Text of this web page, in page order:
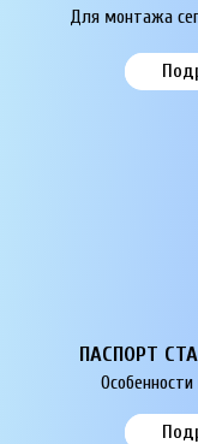
Для монтажа
ПАСПОРТ